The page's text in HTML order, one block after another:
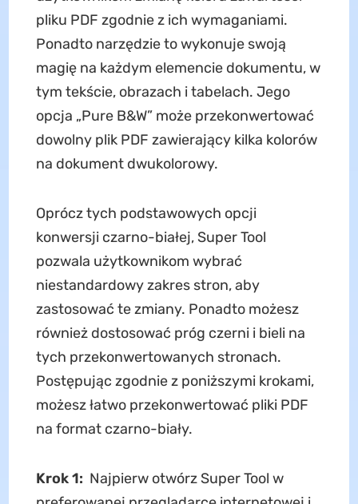
pliku PDF zgodnie z ich wymaganiami.
Ponadto narzędzie to wykonuje swoją
magię na każdym elemencie dokumentu, w
tym tekście, obrazach i tabelach. Jego
opcja „Pure B&W” może przekonwertować
dowolny plik PDF zawierający kilka kolorów
na dokument dwukolorowy.
Oprócz tych podstawowych opcji
konwersji czarno-białej, Super Tool
pozwala użytkownikom wybrać
niestandardowy zakres stron, aby
zastosować te zmiany. Ponadto możesz
również dostosować próg czerni i bieli na
tych przekonwertowanych stronach.
Postępując zgodnie z poniższymi krokami,
możesz łatwo przekonwertować pliki PDF
na format czarno-biały.
Krok 1: Najpierw otwórz Super Tool w